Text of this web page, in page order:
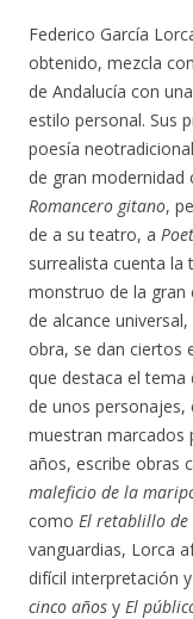
Federico García
obtenido, mezcla
de Andalucía con
estilo personal. Sus
poesía
de gran modernidad
Romancero gitano,
de a su teatro, a
surrealista cuenta la
monstruo de la gran
de alcance
obra, se dan ciertos
que destaca el
de unos personajes,
muestran marcados
años, escribe obras
maleficio de la
como El retablillo de
vanguardias, Lorca
difícil interpretación
cinco años y El